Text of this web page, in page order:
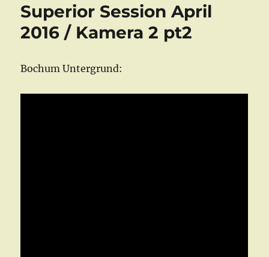
Juni
Superior Session April
2016 / Kamera 2 pt2
Bochum Untergrund: